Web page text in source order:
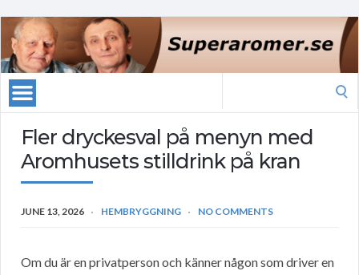
Fler dryckesval på menyn med
Aromhusets stilldrink på kran
JUNE 13, 2026 HEMBRYGGNING NO COMMENTS
Om du är en privatperson och känner någon som driver en